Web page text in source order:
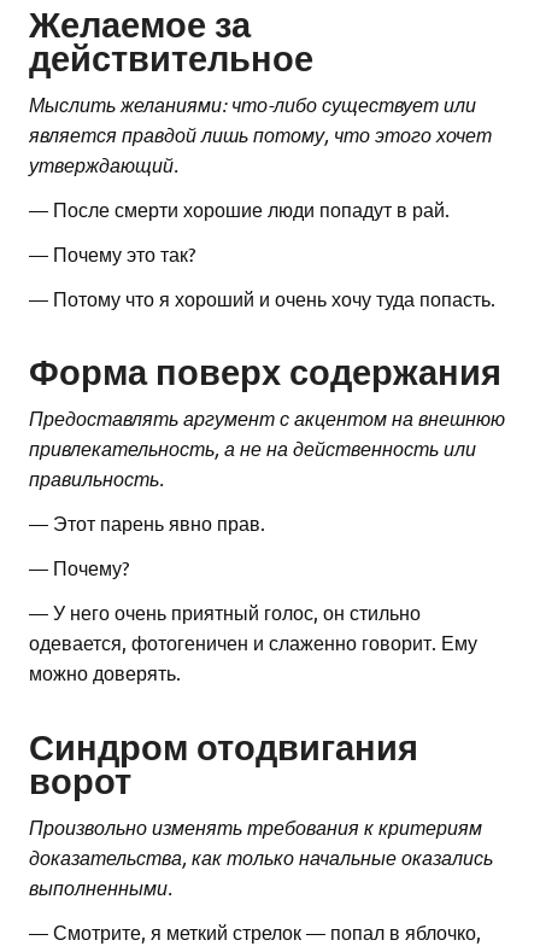
Желаемое за
действительное
Мыслить желаниями: что-либо существует или
является правдой лишь потому, что этого хочет
утверждающий.
— После смерти хорошие люди попадут в рай.
— Почему это так?
— Потому что я хороший и очень хочу туда попасть.
Форма поверх содержания
Предоставлять аргумент с акцентом на внешнюю
привлекательность, а не на действенность или
правильность.
— Этот парень явно прав.
— Почему?
— У него очень приятный голос, он стильно
одевается, фотогеничен и слаженно говорит. Ему
можно доверять.
Синдром отодвигания
ворот
Произвольно изменять требования к критериям
доказательства, как только начальные оказались
выполненными.
— Смотрите, я меткий стрелок — попал в яблочко,